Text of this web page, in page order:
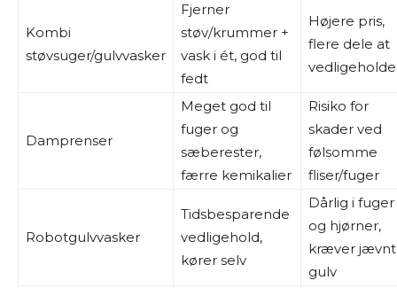
Kombi
støvsuger/gulvvasker
Fjerner
støv/krummer +
vask i ét, god til
fedt
Højere pris,
flere dele at
vedligeholde
Damprenser
Meget god til
fuger og
sæberester,
færre kemikalier
Risiko for
skader ved
følsomme
fliser/fuger
Robotgulvvasker
Tidsbesparende
vedligehold,
kører selv
Dårlig i fuger
og hjørner,
kræver jævnt
gulv